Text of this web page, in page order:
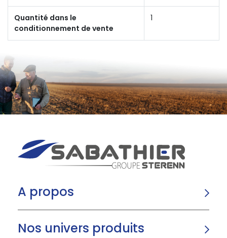
Quantité dans le
conditionnement de vente
1
A propos
Nos univers produits